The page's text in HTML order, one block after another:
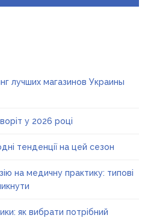
лучших магазинов Украины
у 2026 році
тенденції на цей сезон
на медичну практику: типові
як вибрати потрібний